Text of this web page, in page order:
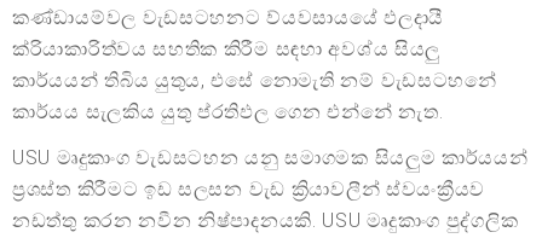
කණ්ඩායම්වල වැඩසටහනට ව්යවසායයේ ඵලදායී
ක්රියාකාරිත්වය සහතික කිරීම සඳහා අවශ්ය සියලු
කාර්යයන් තිබිය යුතුය, එසේ නොමැති නම් වැඩසටහනේ
කාර්යය සැලකිය යුතු ප්රතිඵල ගෙන එන්නේ නැත.
USU මෘදුකාංග වැඩසටහන යනු සමාගමක සියලුම කාර්යයන්
ප්‍රශස්ත කිරීමට ඉඩ සලසන වැඩ ක්‍රියාවලීන් ස්වයංක්‍රීයව
නඩත්තු කරන නවීන නිෂ්පාදනයකි. USU මෘදුකාංග පුද්ගලික